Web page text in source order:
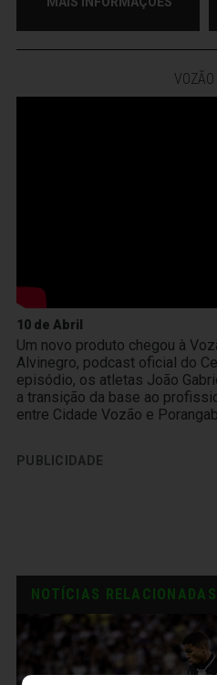
VOZÃO
10 de Abril
Um novo produto chegou à
Alvinegro, podcast oficial do
episódio, os atletas João
a transição da base ao
entre Cidade Vozão e
PUBLICIDADE
NOTÍCIAS RELACIONADAS